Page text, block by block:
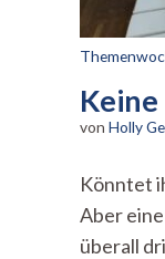
von Holly
Könntet
Aber
überall